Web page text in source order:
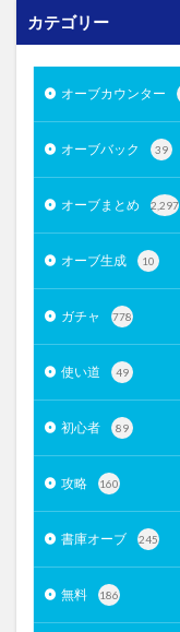
カテゴリー
オーブカウンター
オーブバック 39
オーブまとめ 2,297
オーブ生成 10
ガチャ 778
使い道 49
初心者 89
攻略 160
書庫オーブ 245
無料 186